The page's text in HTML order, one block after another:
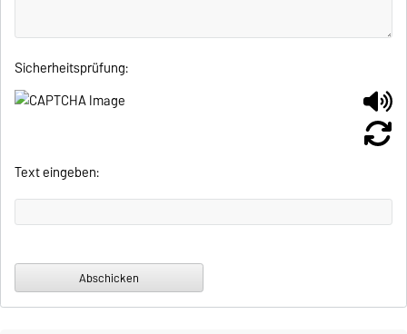
Sicherheitsprüfung:
Text eingeben: